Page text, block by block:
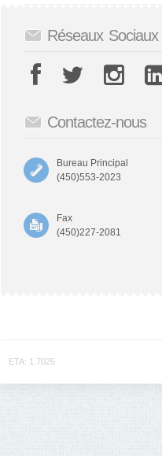
Réseaux Sociaux
Contactez-nous
Bureau Principal
(450)553-2023
Fax
(450)227-2081
ETA: 1.7025